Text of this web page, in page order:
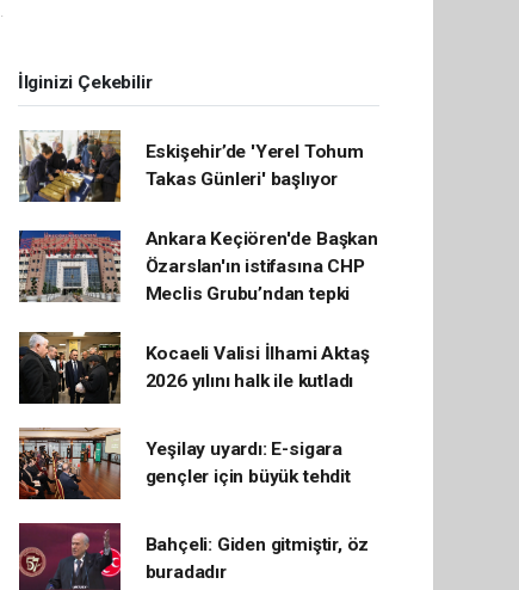
İlginizi Çekebilir
Eskişehir’de 'Yerel Tohum
Takas Günleri' başlıyor
Ankara Keçiören'de Başkan
Özarslan'ın istifasına CHP
Meclis Grubu’ndan tepki
Kocaeli Valisi İlhami Aktaş
2026 yılını halk ile kutladı
Yeşilay uyardı: E-sigara
gençler için büyük tehdit
Bahçeli: Giden gitmiştir, öz
buradadır